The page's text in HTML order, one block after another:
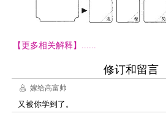
【更多相关解释】......